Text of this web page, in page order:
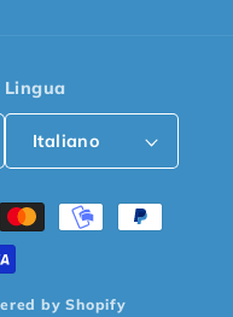
Lingua
Italiano
by Shopify